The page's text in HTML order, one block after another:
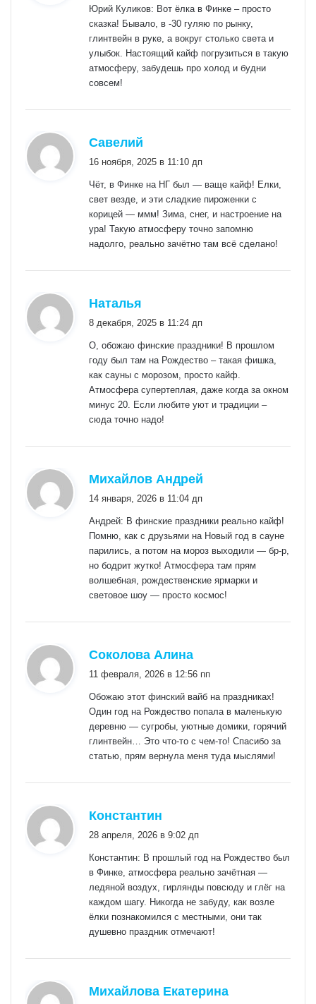
Юрий Куликов: Вот ёлка в Финке – просто
сказка! Бывало, в -30 гуляю по рынку,
глинтвейн в руке, а вокруг столько света и
улыбок. Настоящий кайф погрузиться в такую
атмосферу, забудешь про холод и будни
совсем!
Савелий
16 ноября, 2025 в 11:10 дп
Чёт, в Финке на НГ был — ваще кайф! Елки,
свет везде, и эти сладкие пироженки с
корицей — ммм! Зима, снег, и настроение на
ура! Такую атмосферу точно запомню
надолго, реально зачётно там всё сделано!
Наталья
8 декабря, 2025 в 11:24 дп
О, обожаю финские праздники! В прошлом
году был там на Рождество – такая фишка,
как сауны с морозом, просто кайф.
Атмосфера супертеплая, даже когда за окном
минус 20. Если любите уют и традиции –
сюда точно надо!
Михайлов Андрей
14 января, 2026 в 11:04 дп
Андрей: В финские праздники реально кайф!
Помню, как с друзьями на Новый год в сауне
парились, а потом на мороз выходили — бр-р,
но бодрит жутко! Атмосфера там прям
волшебная, рождественские ярмарки и
световое шоу — просто космос!
Соколова Алина
11 февраля, 2026 в 12:56 пп
Обожаю этот финский вайб на праздниках!
Один год на Рождество попала в маленькую
деревню — сугробы, уютные домики, горячий
глинтвейн… Это что-то с чем-то! Спасибо за
статью, прям вернула меня туда мыслями!
Константин
28 апреля, 2026 в 9:02 дп
Константин: В прошлый год на Рождество был
в Финке, атмосфера реально зачётная —
ледяной воздух, гирлянды повсюду и глёг на
каждом шагу. Никогда не забуду, как возле
ёлки познакомился с местными, они так
душевно праздник отмечают!
Михайлова Екатерина